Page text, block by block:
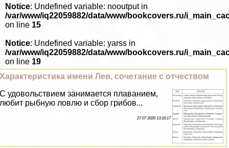
Notice: Undefined variable: nooutput in
/var/www/iq22059882/data/www/bookcovers.ru/
on line 15
Notice: Undefined variable: yarss in
/var/www/iq22059882/data/www/bookcovers.ru/
on line 19
Хаpaктеристика имени Лев, сочетание с отчеством
С удовольствием занимается плаванием,
любит рыбную ловлю и сбор грибов...
27 07 2026 13:16:17